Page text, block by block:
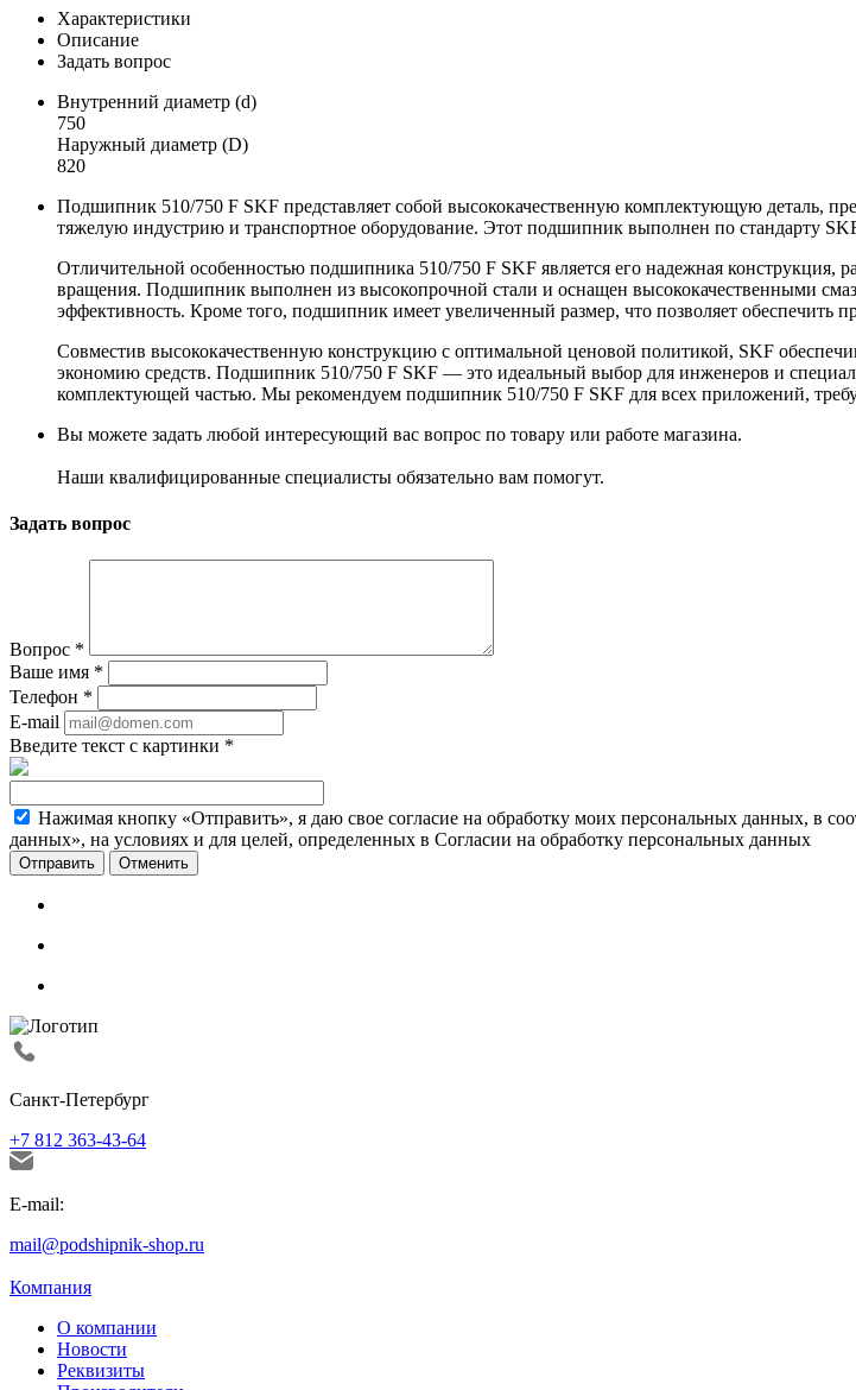
Характеристики
Описание
Задать вопрос
Внутренний диаметр (d)
750
Наружный диаметр (D)
820
Подшипник 510/750 F SKF представляет собой высококачественную комплектующую деталь,
тяжелую индустрию и транспортное оборудование. Этот подшипник выполнен по стандарту
Отличительной особенностью подшипника 510/750 F SKF является его надежная конструкция,
вращения. Подшипник выполнен из высокопрочной стали и оснащен высококачественными
эффективность. Кроме того, подшипник имеет увеличенный размер, что позволяет
Совместив высококачественную конструкцию с оптимальной ценовой политикой, SKF
экономию средств. Подшипник 510/750 F SKF — это идеальный выбор для инженеров и
комплектующей частью. Мы рекомендуем подшипник 510/750 F SKF для всех приложений,
Вы можете задать любой интересующий вас вопрос по товару или работе магазина.
Наши квалифицированные специалисты обязательно вам помогут.
Задать вопрос
Вопрос *
Ваше имя *
Телефон *
E-mail
Введите текст с картинки *
Нажимая кнопку «Отправить», я даю свое согласие на обработку моих персональных данных, в
данных», на условиях и для целей, определенных в Согласии на обработку персональных данных
Отменить
Санкт-Петербург
+7 812 363-43-64
E-mail:
mail@podshipnik-shop.ru
Компания
О компании
Новости
Реквизиты